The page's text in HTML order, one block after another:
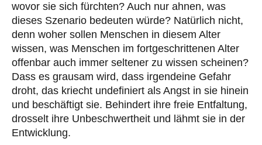
wovor sie sich fürchten? Auch nur ahnen, was
dieses Szenario bedeuten würde? Natürlich nicht,
denn woher sollen Menschen in diesem Alter
wissen, was Menschen im fortgeschrittenen Alter
offenbar auch immer seltener zu wissen scheinen?
Dass es grausam wird, dass irgendeine Gefahr
droht, das kriecht undefiniert als Angst in sie hinein
und beschäftigt sie. Behindert ihre freie Entfaltung,
drosselt ihre Unbeschwertheit und lähmt sie in der
Entwicklung.